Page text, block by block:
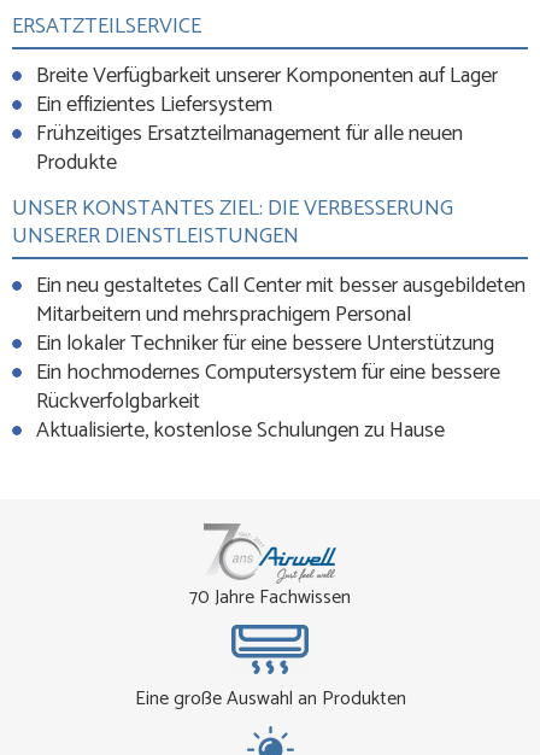
ERSATZTEILSERVICE
Breite Verfügbarkeit unserer Komponenten auf Lager
Ein effizientes Liefersystem
Frühzeitiges Ersatzteilmanagement für alle neuen
Produkte
UNSER KONSTANTES ZIEL: DIE VERBESSERUNG
UNSERER DIENSTLEISTUNGEN
Ein neu gestaltetes Call Center mit besser ausgebildeten
Mitarbeitern und mehrsprachigem Personal
Ein lokaler Techniker für eine bessere Unterstützung
Ein hochmodernes Computersystem für eine bessere
Rückverfolgbarkeit
Aktualisierte, kostenlose Schulungen zu Hause
70 Jahre Fachwissen
Eine große Auswahl an Produkten